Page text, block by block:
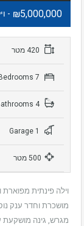
₪5,000,000
-
4 Bathrooms
500 מטר
מושכרת וחדר ענק
מגרש, גינה מושקעת